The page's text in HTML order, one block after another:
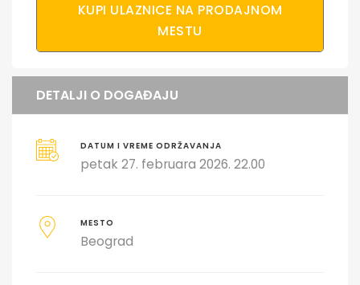
KUPI ULAZNICE NA PRODAJNOM
MESTU
DETALJI O DOGAĐAJU
DATUM I VREME ODRŽAVANJA
petak 27. februara 2026. 22.00
MESTO
Beograd